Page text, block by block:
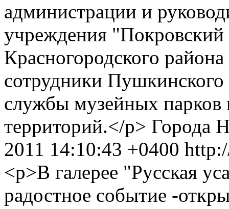
администрации и
учреждения "Покровский
Красногородского
сотрудники
службы музейных
территорий.</p> Города
2011 14:10:43 +0400
<p>В галерее "Русская
радостное событие -